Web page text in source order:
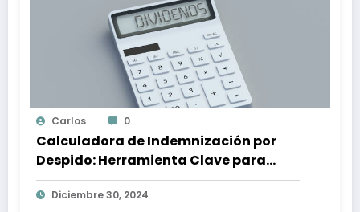
Carlos 0
Calculadora de Indemnización por
Despido: Herramienta Clave para
Proteger tus Derechos Laborales
Diciembre 30, 2024